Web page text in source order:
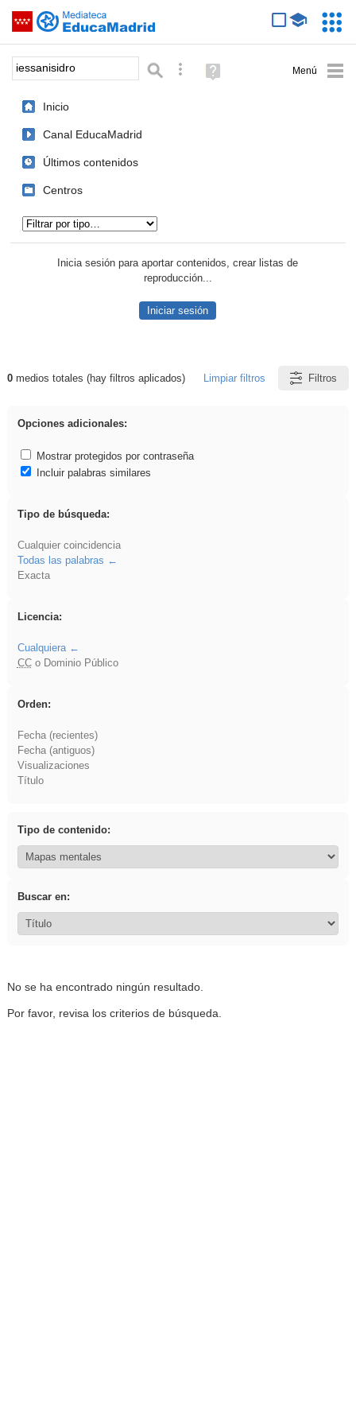
Saltar navegación
Palabra o frase: Búsqueda avanzada
Ayuda
(en
Inicio
Canal EducaMadrid
Últimos contenidos
Centros
Inicia sesión para aportar contenidos, crear listas de
reproducción...
Iniciar sesión
Resultados de: iessanisidro
0medios totales (hay filtros aplicados) Limpiar filtros Filtros
Opciones adicionales:
Mostrar protegidos por contraseña
Incluir palabras similares
Tipo de búsqueda:
Cualquier coincidencia
Todas las palabras
Exacta
Licencia:
Cualquiera
CCo Dominio Público
Orden:
Fecha (recientes)
Fecha (antiguos)
Visualizaciones
Título
Tipo de contenido:
Buscar en:
No se ha encontrado ningún resultado.
Por favor, revisa los criterios de búsqueda.